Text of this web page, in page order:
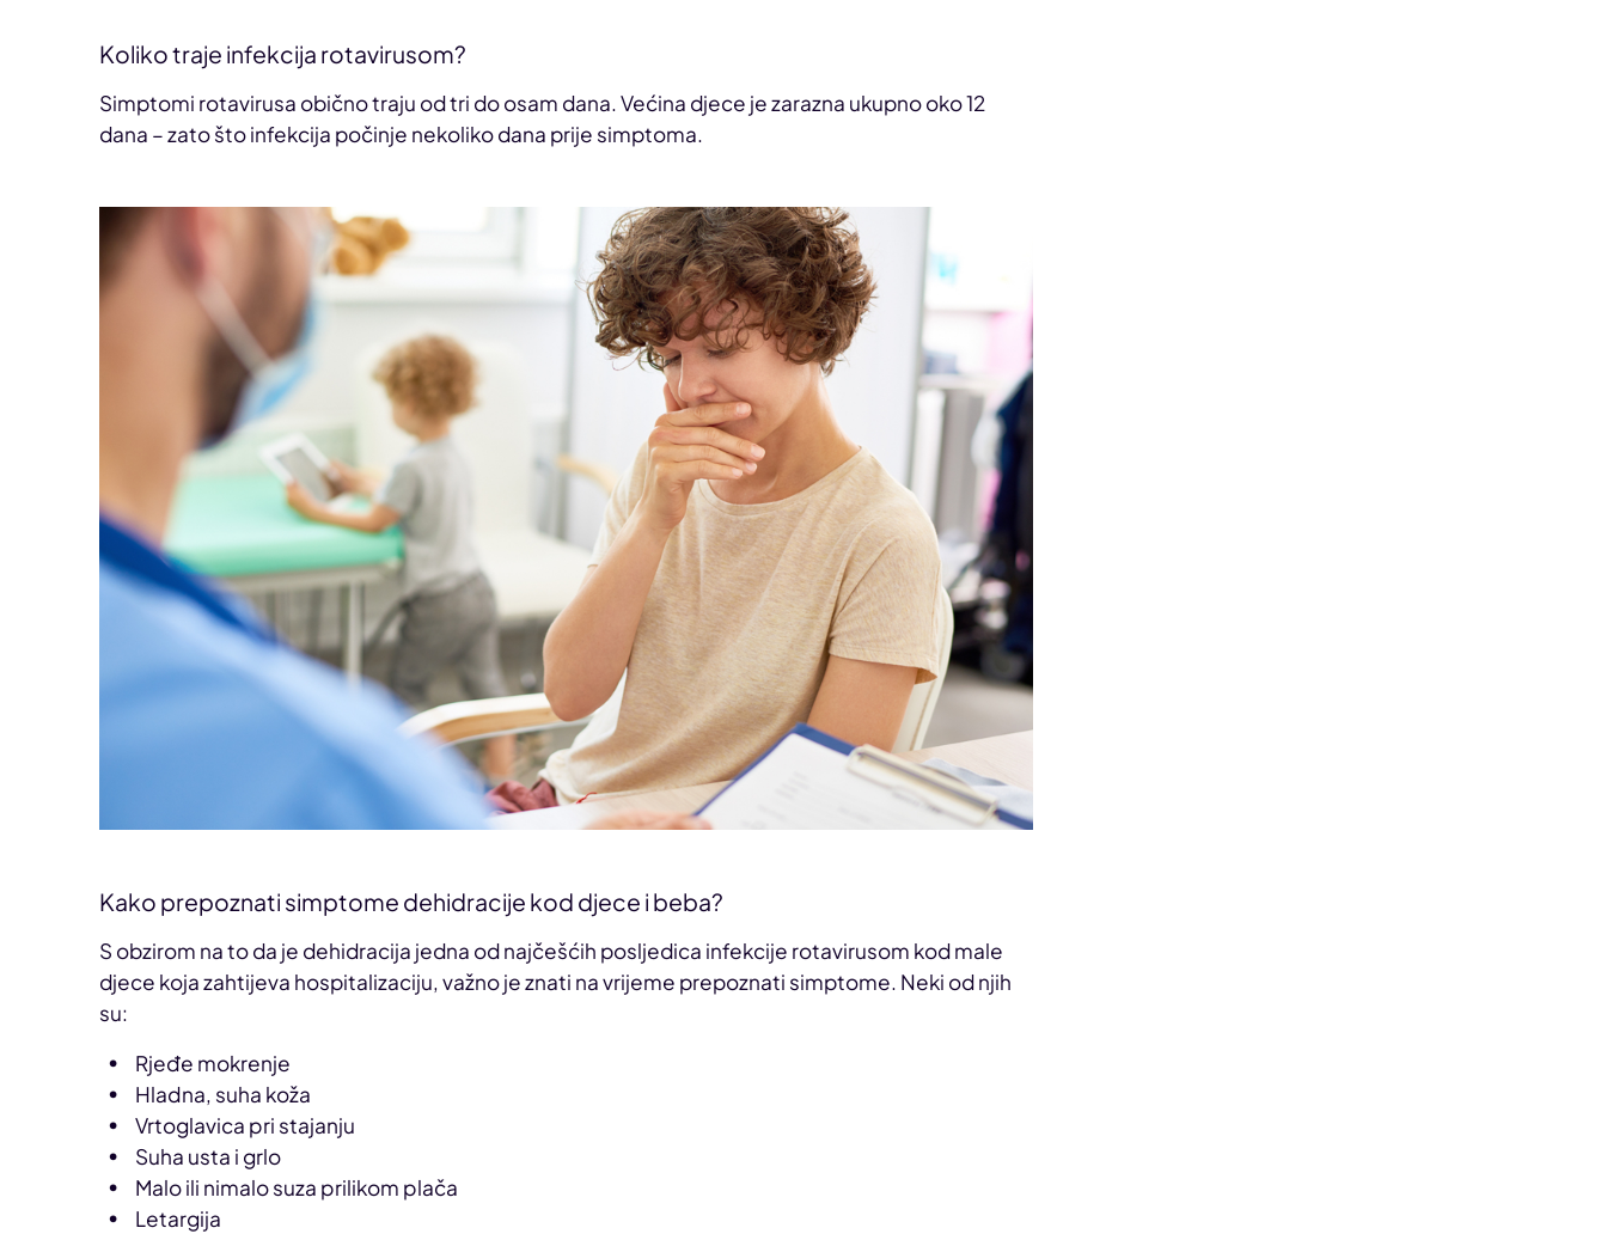
Koliko traje infekcija rotavirusom?
Simptomi rotavirusa obično traju od tri do osam dana. Većina djece je zarazna ukupno oko 12
dana – zato što infekcija počinje nekoliko dana prije simptoma.
Kako prepoznati simptome dehidracije kod djece i beba?
S obzirom na to da je dehidracija jedna od najčešćih posljedica infekcije rotavirusom kod male
djece koja zahtijeva hospitalizaciju, važno je znati na vrijeme prepoznati simptome. Neki od njih
su:
Rjeđe mokrenje
Hladna, suha koža
Vrtoglavica pri stajanju
Suha usta i grlo
Malo ili nimalo suza prilikom plača
Letargija